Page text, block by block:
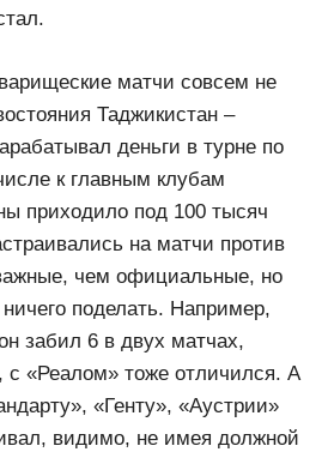
матчи совсем не
Таджикистан –
деньги в турне по
к главным клубам
приходило под 100 тысяч
на матчи против
чем официальные, но
поделать. Например,
забил 6 в двух матчах,
с «Реалом» тоже отличился. А
«Генту», «Аустрии»
видимо, не имея должной